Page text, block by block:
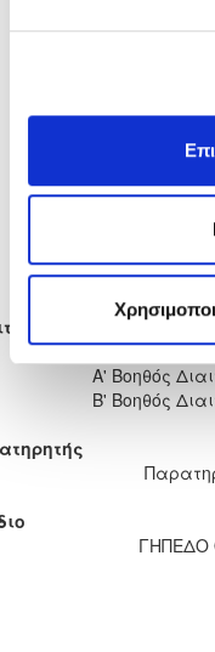
SVETOSLAV
ΛΕΩΝΙΔΑΣ
ΔΗΜΟΣ
Α' Βοηθός
Β' Βοηθός
ΓΗΠΕΔΟ